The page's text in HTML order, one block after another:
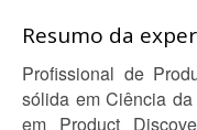
Resumo da
Profissional de
sólida em Ciência
em Product